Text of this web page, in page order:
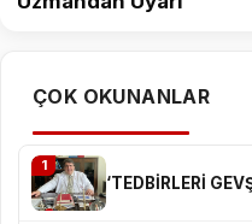
ÇOK OKUNANLAR
1